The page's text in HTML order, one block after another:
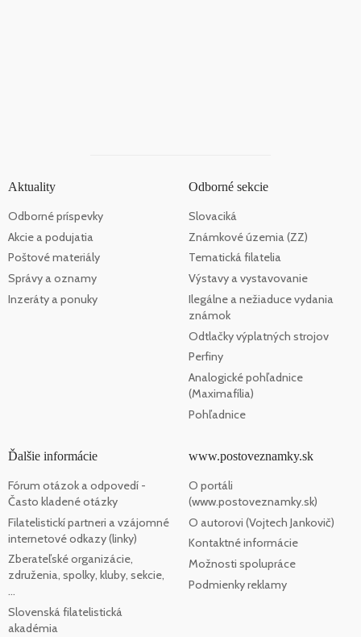
Aktuality
Odborné príspevky
Akcie a podujatia
Poštové materiály
Správy a oznamy
Inzeráty a ponuky
Odborné sekcie
Slovaciká
Známkové územia (ZZ)
Tematická filatelia
Výstavy a vystavovanie
Ilegálne a nežiaduce vydania
známok
Odtlačky výplatných strojov
Perfiny
Analogické pohľadnice
(Maximafília)
Pohľadnice
Ďalšie informácie
Fórum otázok a odpovedí -
Často kladené otázky
Filatelistickí partneri a vzájomné
internetové odkazy (linky)
Zberateľské organizácie,
združenia, spolky, kluby, sekcie,
...
Slovenská filatelistická
akadémia
www.postoveznamky.sk
O portáli
(www.postoveznamky.sk)
O autorovi (Vojtech Jankovič)
Kontaktné informácie
Možnosti spolupráce
Podmienky reklamy